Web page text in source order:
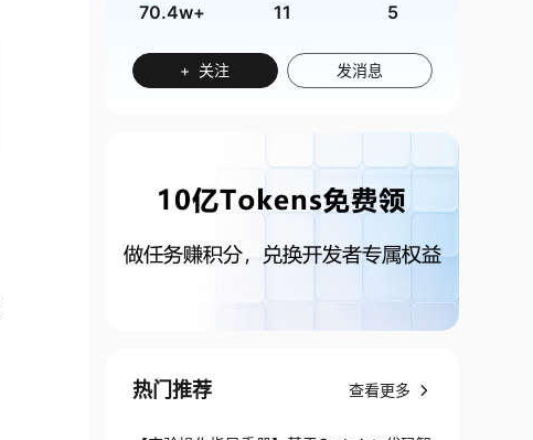
70.4w+ 11 5
+ 关注 发消息
热门推荐 查看更多